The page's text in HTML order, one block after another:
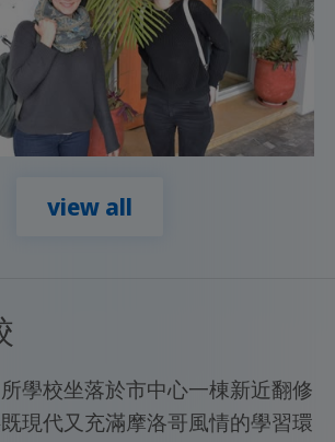
view all
學校坐落於市中心一棟新近翻修
現代又充滿摩洛哥風情的學習環